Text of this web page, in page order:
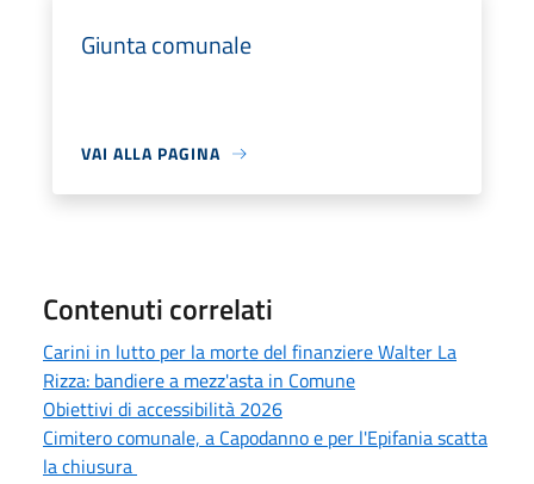
Giunta comunale
VAI ALLA PAGINA
Contenuti correlati
Carini in lutto per la morte del finanziere Walter La
Rizza: bandiere a mezz'asta in Comune
Obiettivi di accessibilità 2026
Cimitero comunale, a Capodanno e per l'Epifania scatta
la chiusura